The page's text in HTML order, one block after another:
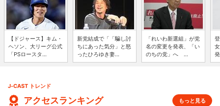
【ドジャース】キム・
ヘソン、大リーグ公式
「PSロースタ...
新党結成で「「騙し討
ちにあった気分」と怒
ったひろゆき妻...
「れいわ新選組」が党
名の変更を発表、「い
のちの党」へ ...
J-CAST トレンド
アクセスランキング もっと見る